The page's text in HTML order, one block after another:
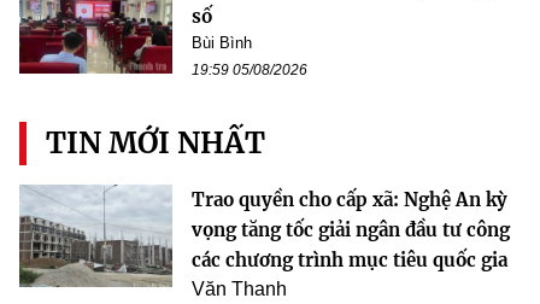
số
Bùi Bình
19:59 05/08/2026
TIN MỚI NHẤT
Trao quyền cho cấp xã: Nghệ An kỳ
vọng tăng tốc giải ngân đầu tư công
các chương trình mục tiêu quốc gia
Văn Thanh